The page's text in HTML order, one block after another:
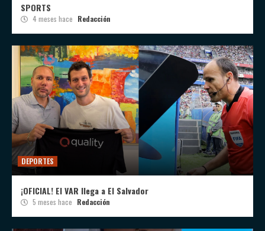
SPORTS
4 meses hace Redacción
DEPORTES
¡OFICIAL! El VAR llega a El Salvador
5 meses hace Redacción